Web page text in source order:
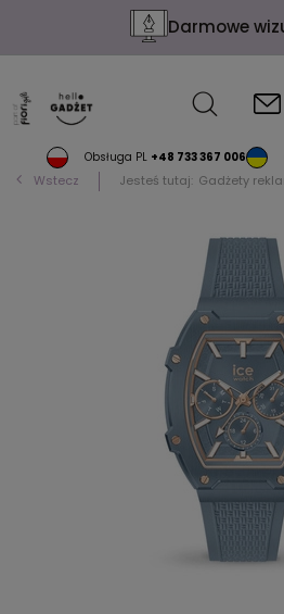
Darmowe
Obsługa PL +48 733 367 006
Wstecz Jesteś tutaj: Gadżety